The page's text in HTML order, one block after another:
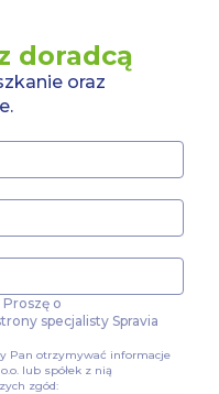
pozyskane w związku z
są przez Spravia Sp. z
być również
użytkownik ma prawo
usunięcia,
a także prawo
Osobowych.
oraz inne informacje
dostępne są w
wyrażasz zgodę na
przez Spravia Sp. z
Wyrażenie zgody jest
ustawień dotyczących
plików cookie”
doradcą
oraz
o
specjalisty Spravia
Pan otrzymywać informacje
lub spółek z nią
zgód: